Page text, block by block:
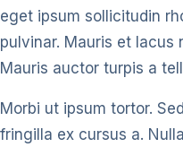
eget ipsum sollicitudin
pulvinar. Mauris et
Mauris auctor turpis a
Morbi ut ipsum tortor.
fringilla ex cursus a.